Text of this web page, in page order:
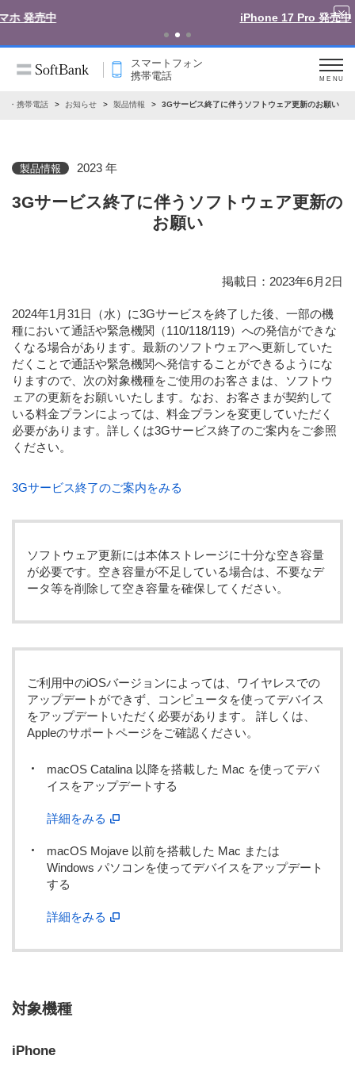
スマートフォン
携帯電話
MENU
・携帯電話 お知らせ 製品情報 3Gサービス終了に伴うソフトウェア更新のお願い
製品情報 2023 年
3Gサービス終了に伴うソフトウェア更新の
お願い
掲載日：2023年6月2日
2024年1月31日（水）に3Gサービスを終了した後、一部の機
種において通話や緊急機関（110/118/119）への発信ができな
くなる場合があります。最新のソフトウェアへ更新していた
だくことで通話や緊急機関へ発信することができるようにな
りますので、次の対象機種をご使用のお客さまは、ソフトウ
ェアの更新をお願いいたします。なお、お客さまが契約して
いる料金プランによっては、料金プランを変更していただく
必要があります。詳しくは3Gサービス終了のご案内をご参照
ください。
3Gサービス終了のご案内をみる
ソフトウェア更新には本体ストレージに十分な空き容量
が必要です。空き容量が不足している場合は、不要なデ
ータ等を削除して空き容量を確保してください。
ご利用中のiOSバージョンによっては、ワイヤレスでの
アップデートができず、コンピュータを使ってデバイス
をアップデートいただく必要があります。 詳しくは、
Appleのサポートページをご確認ください。
macOS Catalina 以降を搭載した Mac を使ってデバ
イスをアップデートする
詳細をみる
macOS Mojave 以前を搭載した Mac または
Windows パソコンを使ってデバイスをアップデート
する
詳細をみる
対象機種
iPhone